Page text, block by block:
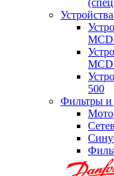
500
Фильтры и